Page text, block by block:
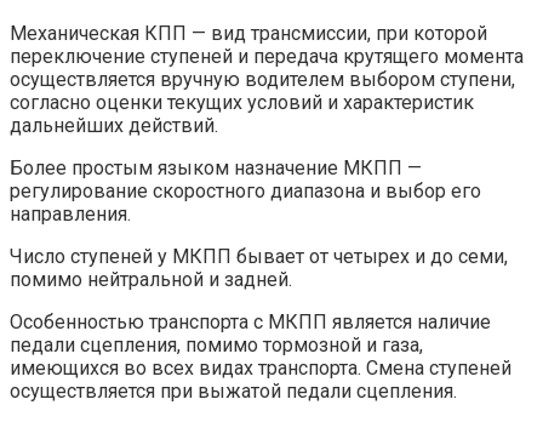
Механическая КПП — вид трансмиссии, при которой
переключение ступеней и передача крутящего момента
осуществляется вручную водителем выбором ступени,
согласно оценки текущих условий и характеристик
дальнейших действий.
Более простым языком назначение МКПП —
регулирование скоростного диапазона и выбор его
направления.
Число ступеней у МКПП бывает от четырех и до семи,
помимо нейтральной и задней.
Особенностью транспорта с МКПП является наличие
педали сцепления, помимо тормозной и газа,
имеющихся во всех видах транспорта. Смена ступеней
осуществляется при выжатой педали сцепления.